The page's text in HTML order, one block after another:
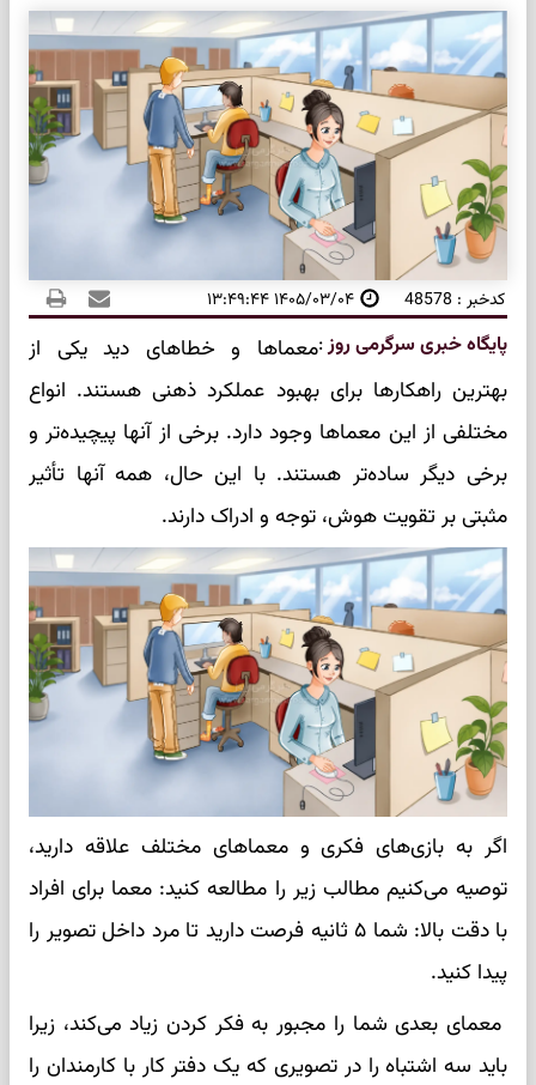
کدخبر : 48578 ۱۴۰۵/۰۳/۰۴ ۱۳:۴۹:۴۴
پایگاه خبری سرگرمی روز:معماها و خطاهای دید یکی از
بهترین راهکارها برای بهبود عملکرد ذهنی هستند. انواع
مختلفی از این معماها وجود دارد. برخی از آنها پیچیده‌تر و
برخی دیگر ساده‌تر هستند. با این حال، همه آنها تأثیر
مثبتی بر تقویت هوش، توجه و ادراک دارند.
اگر به بازی‌های فکری و معماهای مختلف علاقه دارید،
توصیه می‌کنیم مطالب زیر را مطالعه کنید: معما برای افراد
با دقت بالا: شما ۵ ثانیه فرصت دارید تا مرد داخل تصویر را
پیدا کنید.
معمای بعدی شما را مجبور به فکر کردن زیاد می‌کند، زیرا
باید سه اشتباه را در تصویری که یک دفتر کار با کارمندان را